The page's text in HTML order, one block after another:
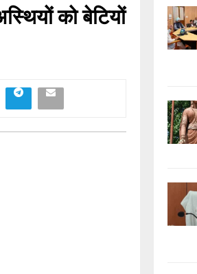
को बेटियों